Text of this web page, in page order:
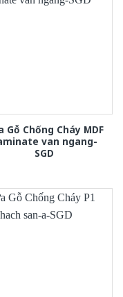
Gỗ Chống Cháy MDF
van ngang-
SGD